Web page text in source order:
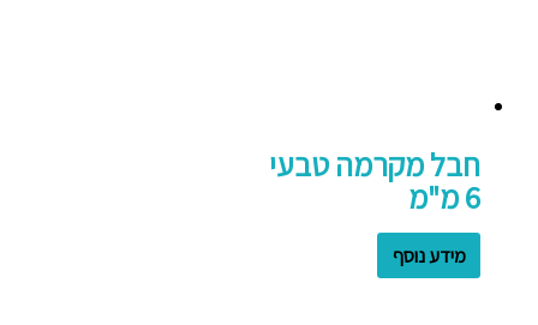
חבל מקרמה טבעי
6 מ"מ
מידע נוסף